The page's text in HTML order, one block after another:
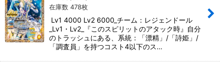
在庫数 478枚
Lv1 4000 Lv2 6000_チーム：レジェンドール
_Lv1・Lv2_『このスピリットのアタック時』自分
のトラッシュにある、系統：「漂精」/「詩姫」/
「調査員」を持つコスト4以下のス…